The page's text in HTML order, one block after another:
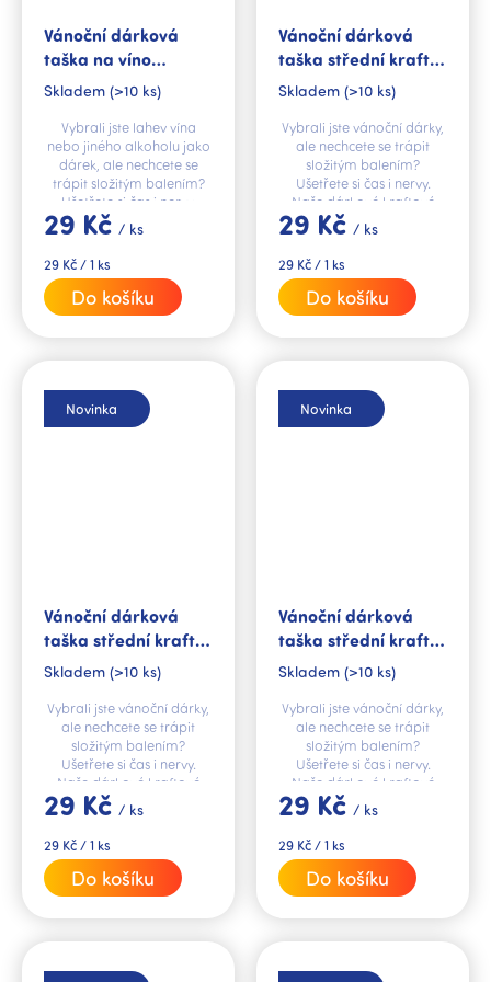
Vánoční dárková
taška na víno
Zasněžená vesnice
Skladem (>10 ks)
29 Kč / ks
Měrná
cena:
29 Kč / 1 ks
Do košíku
Vybrali jste lahev vína
nebo jiného alkoholu jako
dárek, ale nechcete se
trápit složitým balením?
Ušetřete si čas i nervy.
Naše dárkové tašky jsou to
pravé řešení.
Vánoční dárková
taška střední kraft
Andělé
Skladem (>10 ks)
29 Kč / ks
Měrná
cena:
29 Kč / 1 ks
Do košíku
Vybrali jste vánoční dárky,
ale nechcete se trápit
složitým balením?
Ušetřete si čas i nervy.
Naše dárkové kraftové
tašky jsou to pravé řešení.
Novinka
Vánoční dárková
taška střední kraft
Dárečky
Skladem (>10 ks)
29 Kč / ks
Měrná
cena:
29 Kč / 1 ks
Do košíku
Vybrali jste vánoční dárky,
ale nechcete se trápit
složitým balením?
Ušetřete si čas i nervy.
Naše dárkové kraftové
tašky jsou to pravé řešení.
Novinka
Vánoční dárková
taška střední kraft
Hřejivé Vánoce
Skladem (>10 ks)
29 Kč / ks
Měrná
cena:
29 Kč / 1 ks
Do košíku
Vybrali jste vánoční dárky,
ale nechcete se trápit
složitým balením?
Ušetřete si čas i nervy.
Naše dárkové kraftové
tašky jsou to pravé řešení.